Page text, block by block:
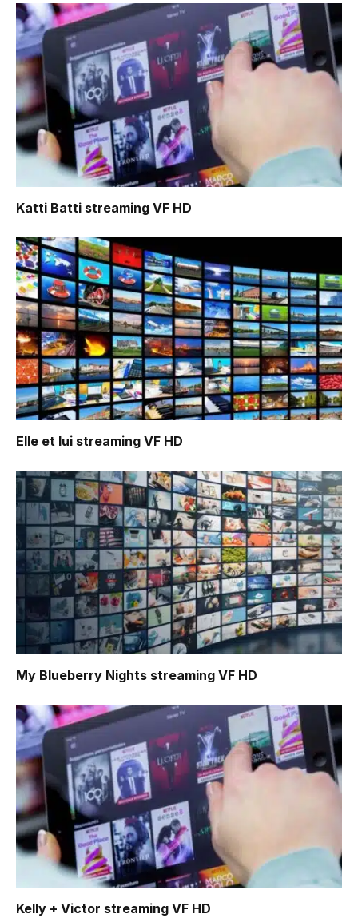
Katti Batti streaming VF HD
Elle et lui streaming VF HD
My Blueberry Nights streaming VF HD
Kelly + Victor streaming VF HD